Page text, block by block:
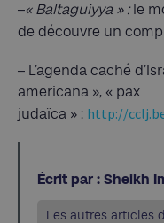
–« Baltaguiyya » :le
de découvre un
– L’agenda caché
americana », « pax
judaïca » : http://
Écrit par : Sheikh
Les autres articles